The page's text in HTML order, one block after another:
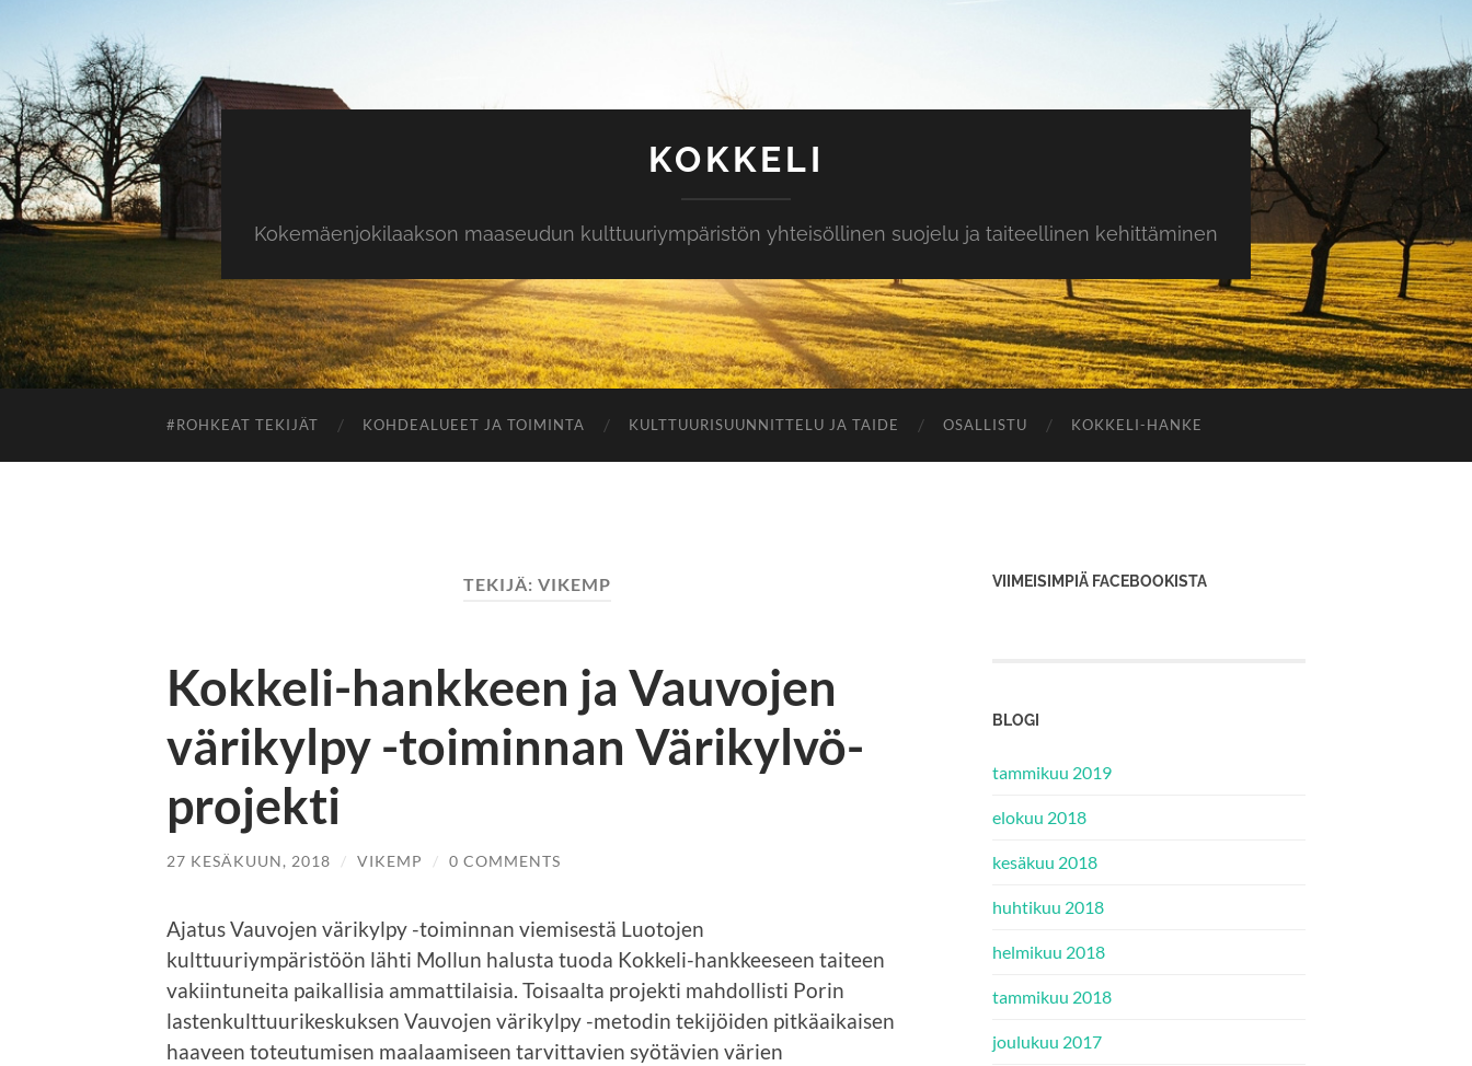
KOKKELI
Kokemäenjokilaakson maaseudun kulttuuriympäristön yhteisöllinen suojelu ja taiteellinen kehittäminen
#ROHKEAT TEKIJÄT KOHDEALUEET JA TOIMINTA KULTTUURISUUNNITTELU JA TAIDE OSALLISTU KOKKELI-HANKE
TEKIJÄ: VIKEMP
Kokkeli-hankkeen ja Vauvojen
värikylpy -toiminnan Värikylvö-
projekti
27 KESÄKUUN, 2018 / VIKEMP / 0 COMMENTS
Ajatus Vauvojen värikylpy -toiminnan viemisestä Luotojen
kulttuuriympäristöön lähti Mollun halusta tuoda Kokkeli-hankkeeseen taiteen
vakiintuneita paikallisia ammattilaisia. Toisaalta projekti mahdollisti Porin
lastenkulttuurikeskuksen Vauvojen värikylpy -metodin tekijöiden pitkäaikaisen
haaveen toteutumisen maalaamiseen tarvittavien syötävien värien
VIIMEISIMPIÄ FACEBOOKISTA
BLOGI
tammikuu 2019
elokuu 2018
kesäkuu 2018
huhtikuu 2018
helmikuu 2018
tammikuu 2018
joulukuu 2017